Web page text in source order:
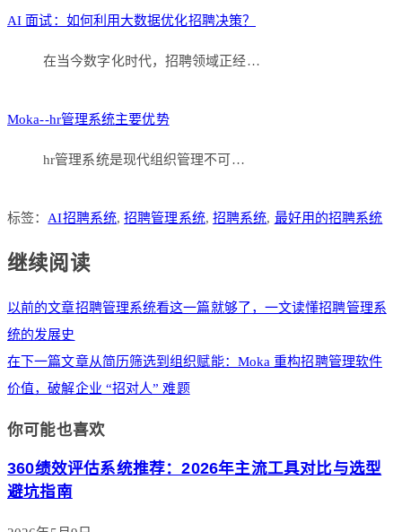
AI 面试：如何利用大数据优化招聘决策？
在当今数字化时代，招聘领域正经…
Moka--hr管理系统主要优势
hr管理系统是现代组织管理不可…
标签： AI招聘系统,招聘管理系统, 招聘系统, 最好用的招聘系统
继续阅读
以前的文章招聘管理系统看这一篇就够了，一文读懂招聘管理系
统的发展史
在下一篇文章从简历筛选到组织赋能：Moka 重构招聘管理软件
价值，破解企业 “招对人” 难题
你可能也喜欢
360绩效评估系统推荐：2026年主流工具对比与选型
避坑指南